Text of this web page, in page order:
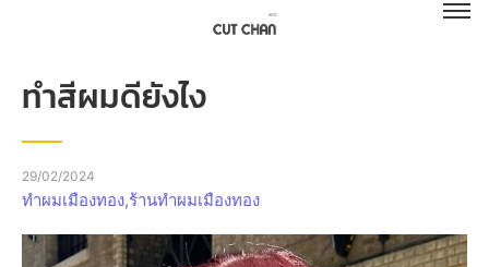
ทำสีผมดียังไง
29/02/2024
ทำผมเมืองทอง,ร้านทำผมเมืองทอง